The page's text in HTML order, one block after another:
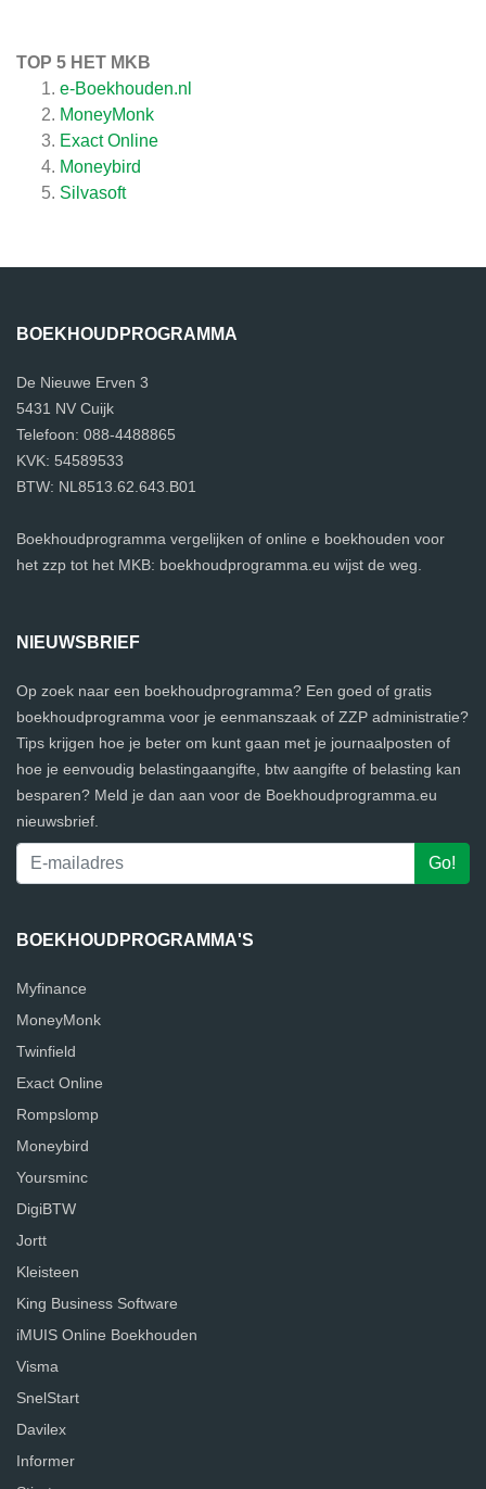
TOP 5 HET MKB
e-Boekhouden.nl
MoneyMonk
Exact Online
Moneybird
Silvasoft
BOEKHOUDPROGRAMMA
De Nieuwe Erven 3
5431 NV Cuijk
Telefoon: 088-4488865
KVK: 54589533
BTW: NL8513.62.643.B01
Boekhoudprogramma vergelijken of online e boekhouden voor
het zzp tot het MKB: boekhoudprogramma.eu wijst de weg.
NIEUWSBRIEF
Op zoek naar een boekhoudprogramma? Een goed of gratis
boekhoudprogramma voor je eenmanszaak of ZZP administratie?
Tips krijgen hoe je beter om kunt gaan met je journaalposten of
hoe je eenvoudig belastingaangifte, btw aangifte of belasting kan
besparen? Meld je dan aan voor de Boekhoudprogramma.eu
nieuwsbrief.
BOEKHOUDPROGRAMMA'S
Myfinance
MoneyMonk
Twinfield
Exact Online
Rompslomp
Moneybird
Yoursminc
DigiBTW
Jortt
Kleisteen
King Business Software
iMUIS Online Boekhouden
Visma
SnelStart
Davilex
Informer